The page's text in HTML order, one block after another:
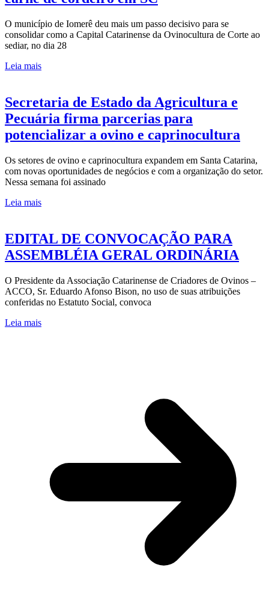
O município de Iomerê deu mais um passo decisivo para se
consolidar como a Capital Catarinense da Ovinocultura de Corte ao
sediar, no dia 28
Leia mais
Secretaria de Estado da Agricultura e
Pecuária firma parcerias para
potencializar a ovino e caprinocultura
Os setores de ovino e caprinocultura expandem em Santa Catarina,
com novas oportunidades de negócios e com a organização do setor.
Nessa semana foi assinado
Leia mais
EDITAL DE CONVOCAÇÃO PARA
ASSEMBLÉIA GERAL ORDINÁRIA
O Presidente da Associação Catarinense de Criadores de Ovinos –
ACCO, Sr. Eduardo Afonso Bison, no uso de suas atribuições
conferidas no Estatuto Social, convoca
Leia mais